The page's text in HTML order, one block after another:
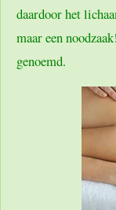
daardoor het
maar een
genoemd.